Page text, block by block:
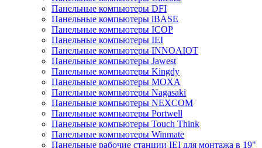
Панельные компьютеры DFI
Панельные компьютеры iBASE
Панельные компьютеры ICOP
Панельные компьютеры IEI
Панельные компьютеры INNOAIOT
Панельные компьютеры Jawest
Панельные компьютеры Kingdy
Панельные компьютеры MOXA
Панельные компьютеры Nagasaki
Панельные компьютеры NEXCOM
Панельные компьютеры Portwell
Панельные компьютеры Touch Think
Панельные компьютеры Winmate
Панельные рабочие станции IEI для монтажа в 19"